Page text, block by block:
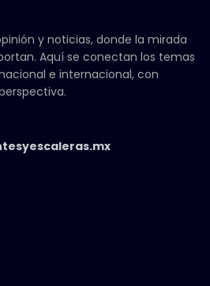
y noticias, donde la mirada
Aquí se conectan los temas
e internacional, con